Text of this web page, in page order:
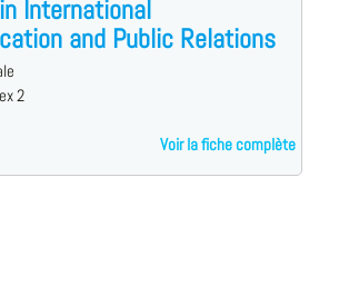
International
and Public Relations
2
Voir la fiche complète